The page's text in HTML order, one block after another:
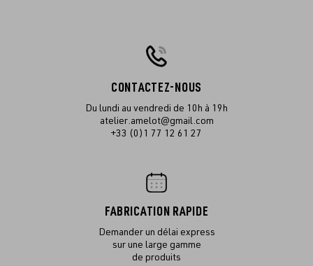
CONTACTEZ-NOUS
Du lundi au vendredi de 10h à 19h
atelier.amelot@gmail.com
+33 (0)1 77 12 61 27
FABRICATION RAPIDE
Demander un délai express
sur une large gamme
de produits